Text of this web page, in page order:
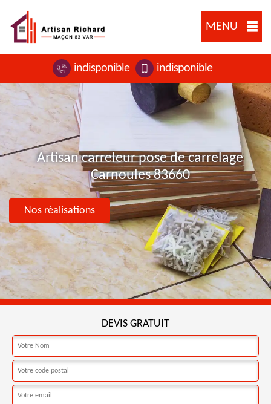
MENU
indisponible indisponible
Artisan carreleur pose de carrelage
Carnoules 83660
Nos réalisations
DEVIS GRATUIT